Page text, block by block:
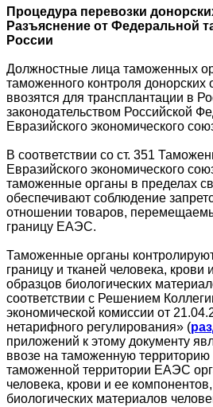
Процедура перевозки
Разъяснение от Федеральной
России
Должностные лица таможенных
таможенного контроля донорских
ввозятся для трансплантации в
законодательством Российской
Евразийского экономического
В соответствии со ст. 351
Евразийского экономического
таможенные органы в пределах
обеспечивают соблюдение
отношении товаров,
границу ЕАЭС.
Таможенные органы
границу и тканей человека, крови
образцов биологических
соответствии с Решением
экономической комиссии от
нетарифного регулирования» (
приложений к этому документу
ввозе на таможенную
таможенной территории ЕАЭС
человека, крови и ее
биологических материалов